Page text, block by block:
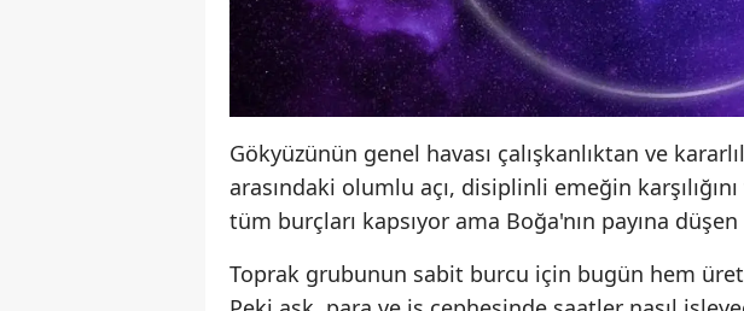
Karaman
Kırıkkale
Batman
Şırnak
Bartın
Ardahan
Gökyüzünün genel havası çalışkanlıktan ve
arasındaki olumlu açı, disiplinli emeğin
tüm burçları kapsıyor ama Boğa'nın payına
Toprak grubunun sabit burcu için bugün hem